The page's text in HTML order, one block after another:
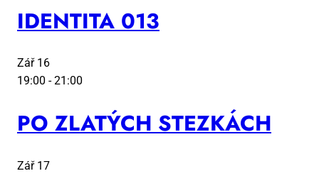
IDEN­TI­TA 013
Zář 16
19:00 -21:00
PO ZLA­TÝCH STEZ­KÁCH
Zář 17